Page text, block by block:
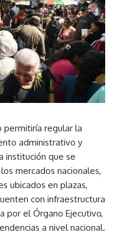
regular la
administrativo y
institución que se
mercados nacionales,
ubicados en plazas,
con infraestructura
por el Órgano Ejecutivo,
a nivel nacional.